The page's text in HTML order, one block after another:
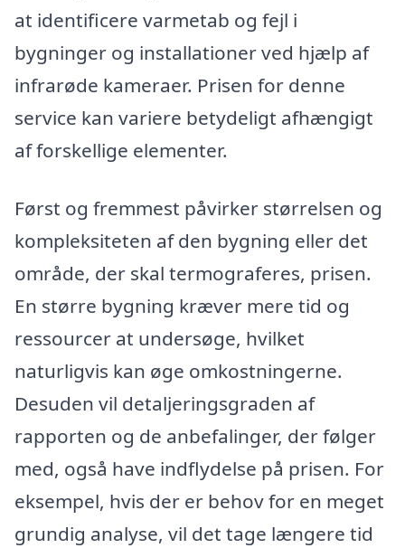
at identificere varmetab og fejl i
bygninger og installationer ved hjælp af
infrarøde kameraer. Prisen for denne
service kan variere betydeligt afhængigt
af forskellige elementer.
Først og fremmest påvirker størrelsen og
kompleksiteten af den bygning eller det
område, der skal termograferes, prisen.
En større bygning kræver mere tid og
ressourcer at undersøge, hvilket
naturligvis kan øge omkostningerne.
Desuden vil detaljeringsgraden af
rapporten og de anbefalinger, der følger
med, også have indflydelse på prisen. For
eksempel, hvis der er behov for en meget
grundig analyse, vil det tage længere tid